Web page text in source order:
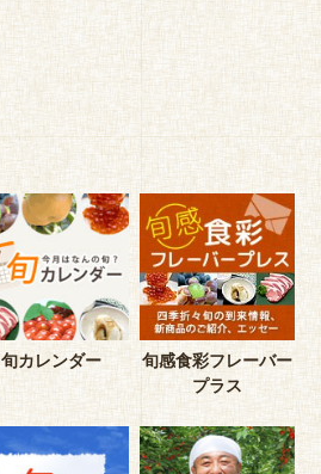
旬カレンダー
旬感食彩フレーバー
プラス